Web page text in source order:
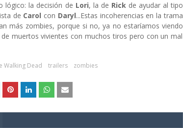
lógico: la decisión de Lori, la de Rickde ayudar al tipo
de Carol con Daryl...Estas incoherencias en la trama
más zombies, porque si no, ya no estaríamos viendo
muertos vivientes con muchos tiros pero con un mal
Walking Dead trailers zombies